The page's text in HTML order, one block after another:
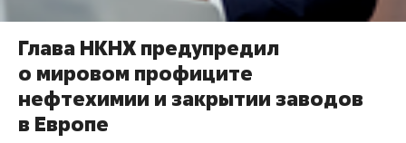
Глава НКНХ предупредил
о мировом профиците
нефтехимии и закрытии заводов
в Европе